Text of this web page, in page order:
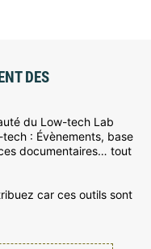
DES
du Low-tech Lab
: Évènements, base
documentaires… tout
car ces outils sont